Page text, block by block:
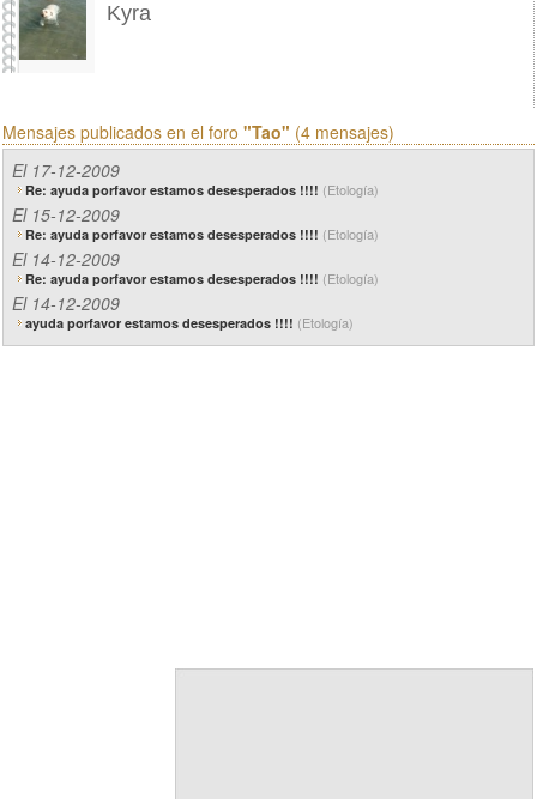
Kyra
Mensajes publicados en el foro "Tao" (4 mensajes)
El 17-12-2009
Re: ayuda porfavor estamos desesperados !!!! (Etología)
El 15-12-2009
Re: ayuda porfavor estamos desesperados !!!! (Etología)
El 14-12-2009
Re: ayuda porfavor estamos desesperados !!!! (Etología)
El 14-12-2009
ayuda porfavor estamos desesperados !!!! (Etología)